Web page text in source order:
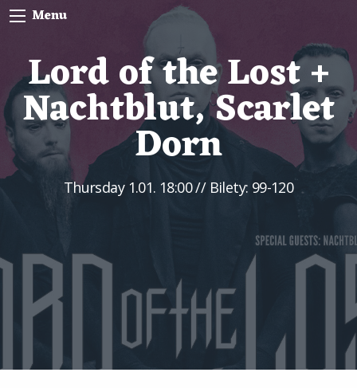
Menu
Lord of the Lost +
Nachtblut, Scarlet
Dorn
Thursday 1.01. 18:00// Bilety: 99-120